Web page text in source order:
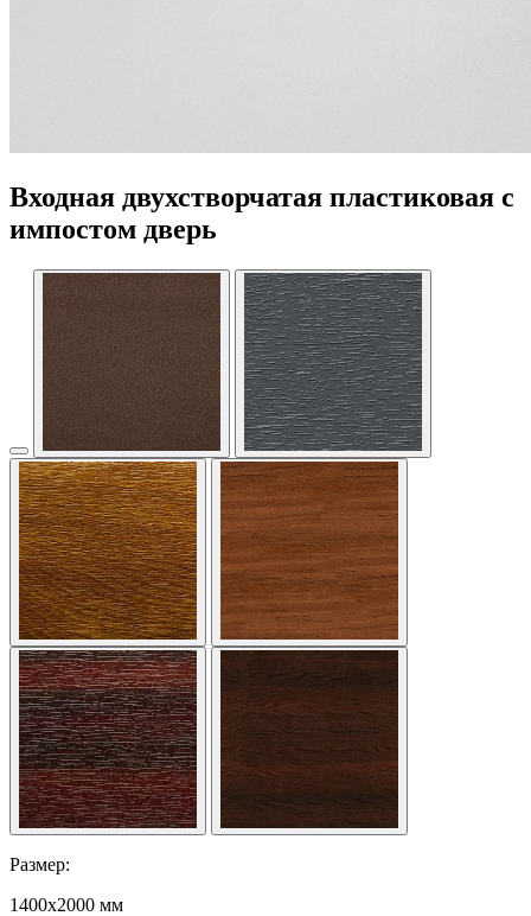
Входная двухстворчатая пластиковая с
импостом дверь
Размер:
1400x2000 мм